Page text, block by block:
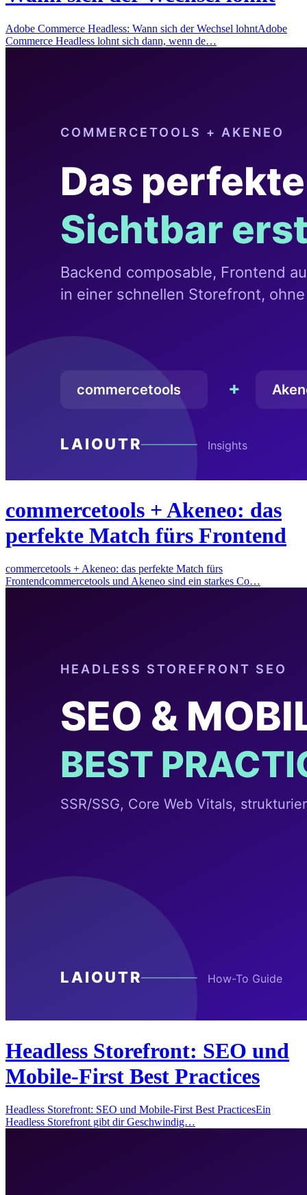
Adobe Commerce Headless: Wann sich der Wechsel lohntAdobe
Commerce Headless lohnt sich dann, wenn de…
commercetools + Akeneo: das
perfekte Match fürs Frontend
commercetools + Akeneo: das perfekte Match fürs
Frontendcommercetools und Akeneo sind ein starkes Co…
Headless Storefront: SEO und
Mobile-First Best Practices
Headless Storefront: SEO und Mobile-First Best PracticesEin
Headless Storefront gibt dir Geschwindig…